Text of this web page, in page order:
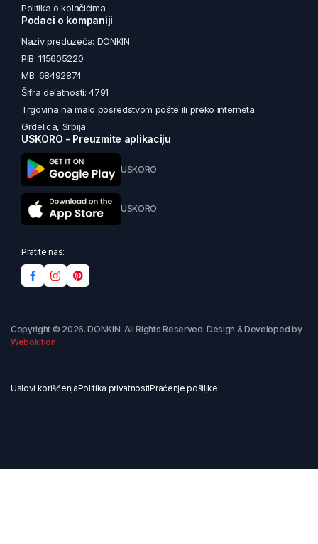
Politika o kolačićima
Podaci o kompaniji
Naziv preduzeća: DONKIN
PIB: 115605220
MB: 68492874
Šifra delatnosti: 4791
Trgovina na malo posredstvom pošte ili preko interneta
Grdelica, Srbija
USKORO - Preuzmite aplikaciju
USKORO
USKORO
Pratite nas:
Copyright © 2026. DONKIN. All Rights Reserved. Design & Developed by
Webolution.
Uslovi korišćenjaPolitika privatnostiPraćenje pošiljke